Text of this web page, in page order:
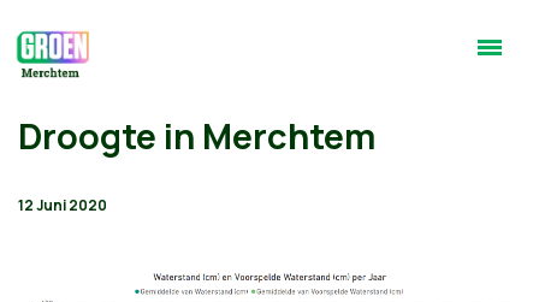
Droogte in Merchtem
12 Juni 2020